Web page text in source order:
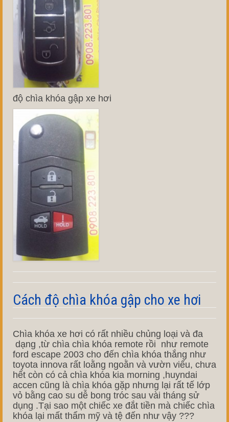
độ chìa khóa gập xe hơi
Cách độ chìa khóa gập cho xe hơi
Chìa khóa xe hơi có rất nhiều chủng loại và đa
dạng ,từ chìa chìa khóa remote rồi như remote
ford escape 2003 cho đến chìa khóa thắng như
toyota innova rất loằng ngoằn và vườn viếu, chưa
hết còn có cả chìa khóa kia morning ,huyndai
accen cũng là chìa khóa gặp nhưng lại rất tế lớp
vỏ bằng cao su dễ bong tróc sau vài tháng sử
dụng .Tại sao một chiếc xe đắt tiền mà chiếc chìa
khóa lại mất thẩm mỹ và tệ đến như vậy ???